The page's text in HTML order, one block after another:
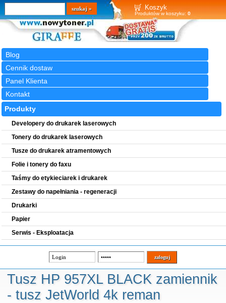
Koszyk
Produktów w koszyku: 0
Blog
Cennik dostaw
Panel Klienta
Kontakt
Wyszukiwarka
szukaj
Produkty
Developery do drukarek laserowych
Tonery do drukarek laserowych
Tusze do drukarek atramentowych
Folie i tonery do faxu
Taśmy do etykieciarek i drukarek
Zestawy do napełniania - regeneracji
Drukarki
Papier
Serwis - Eksploatacja
Tusz HP 957XL BLACK zamiennik
- tusz JetWorld 4k reman